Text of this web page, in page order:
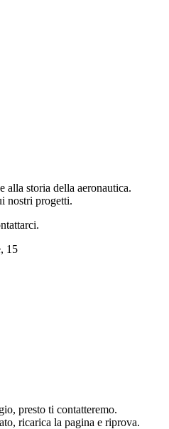
alla storia della aeronautica.
nostri progetti.
15
presto ti contatteremo.
ricarica la pagina e riprova.